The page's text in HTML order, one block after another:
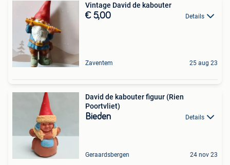
Vintage David de kabouter
€ 5,00 Details
Zaventem 25 aug 23
David de kabouter figuur (Rien
Poortvliet)
Bieden Details
Geraardsbergen 24 nov 23